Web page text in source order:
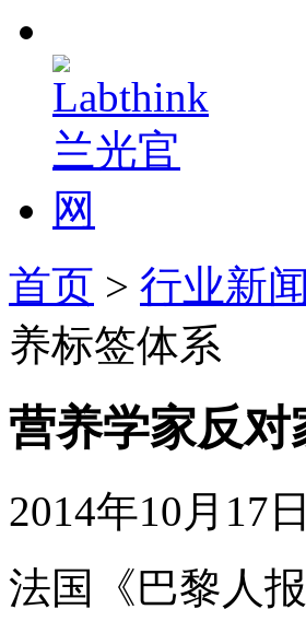
首页 > 行业新闻
养标签体系
营养学家反
2014年10月17日
法国《巴黎人